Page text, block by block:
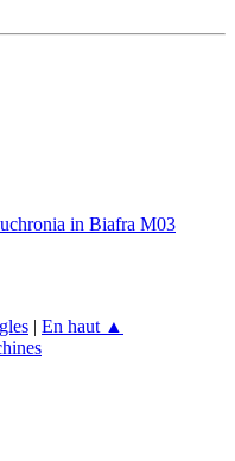
in Biafra M03
| En haut ▲